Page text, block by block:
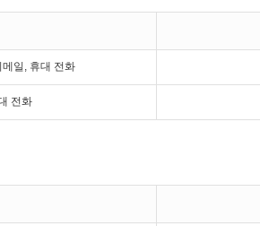
일, 휴대 전화
전화